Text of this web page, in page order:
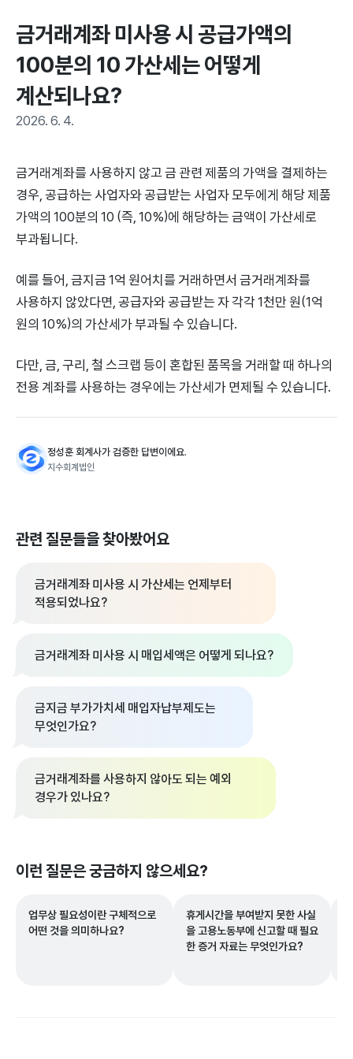
금거래계좌 미사용 시 공급가액의
100분의 10 가산세는 어떻게
계산되나요?
2026. 6. 4.
금거래계좌를 사용하지 않고 금 관련 제품의 가액을 결제하는
경우, 공급하는 사업자와 공급받는 사업자 모두에게 해당 제품
가액의 100분의 10 (즉, 10%)에 해당하는 금액이 가산세로
부과됩니다.
예를 들어, 금지금 1억 원어치를 거래하면서 금거래계좌를
사용하지 않았다면, 공급자와 공급받는 자 각각 1천만 원(1억
원의 10%)의 가산세가 부과될 수 있습니다.
다만, 금, 구리, 철 스크랩 등이 혼합된 품목을 거래할 때 하나의
전용 계좌를 사용하는 경우에는 가산세가 면제될 수 있습니다.
정성훈 회계사가 검증한 답변이에요.
지수회계법인
관련 질문들을 찾아봤어요
금거래계좌 미사용 시 가산세는 언제부터
적용되었나요?
금거래계좌 미사용 시 매입세액은 어떻게 되나요?
금지금 부가가치세 매입자납부제도는
무엇인가요?
금거래계좌를 사용하지 않아도 되는 예외
경우가 있나요?
이런 질문은 궁금하지 않으세요?
업무상 필요성이란 구체적으로
어떤 것을 의미하나요?
휴게시간을 부여받지 못한 사실
을 고용노동부에 신고할 때 필요
한 증거 자료는 무엇인가요?